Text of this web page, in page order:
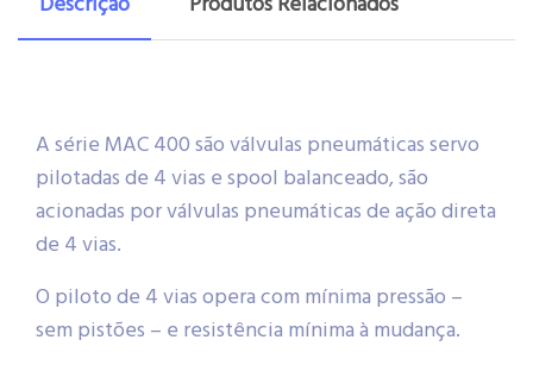
A série MAC 400 são válvulas pneumáticas servo
pilotadas de 4 vias e spool balanceado, são
acionadas por válvulas pneumáticas de ação direta
de 4 vias.
O piloto de 4 vias opera com mínima pressão –
sem pistões – e resistência mínima à mudança.